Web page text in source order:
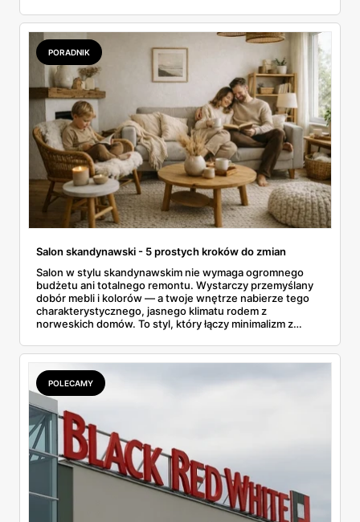
sprzed promocji i wybrałem to, co rzeczywiście opłaca się
kupić. Bo każdej wiosny okazji jest sporo, jednak nie
każda warta uwagi. Pokazuję, które meble z gazetki BRW
kupiłbym od ręki, a które wolę ominąć.
PORADNIK
Salon skandynawski - 5 prostych kroków do zmian
Salon w stylu skandynawskim nie wymaga ogromnego
budżetu ani totalnego remontu. Wystarczy przemyślany
dobór mebli i kolorów — a twoje wnętrze nabierze tego
charakterystycznego, jasnego klimatu rodem z
norweskich domów. To styl, który łączy minimalizm z
przestrzeniach. W tym artykule znajdziesz konkretne
kroki i cenowe przykłady z aktualnych promocji Black Red
White, dzięki którym zmienisz salon bez przepalania
oszczędności.
POLECAMY